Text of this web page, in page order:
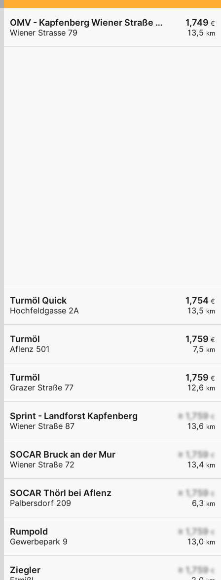
1,749 €
13,5 km
OMV - Kapfenberg Wiener Straße 79
Wiener Strasse 79
1,754 €
13,5 km
Turmöl Quick
Hochfeldgasse 2A
1,759 €
7,5 km
Turmöl
Aflenz 501
1,759 €
12,6 km
Turmöl
Grazer Straße 77
≥ 1,759 €
13,6 km
Sprint - Landforst Kapfenberg
Wiener Straße 87
≥ 1,759 €
13,4 km
SOCAR Bruck an der Mur
Wiener Straße 72
≥ 1,759 €
6,3 km
SOCAR Thörl bei Aflenz
Palbersdorf 209
≥ 1,759 €
13,0 km
Rumpold
Gewerbepark 9
≥ 1,759 €
Ziegler